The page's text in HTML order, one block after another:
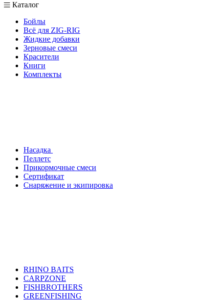
Каталог
Бойлы
Всё для ZIG-RIG
Жидкие добавки
Зерновые смеси
Красители
Книги
Комплекты
Насадка
Пеллетс
Прикормочные смеси
Сертификат
Снаряжение и экипировка
RHINO BAITS
CARPZONE
FISHBROTHERS
GREENFISHING